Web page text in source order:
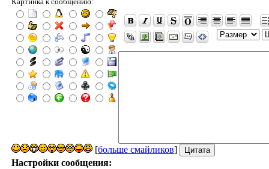
[больше смайликов]
Настройки сообщения: